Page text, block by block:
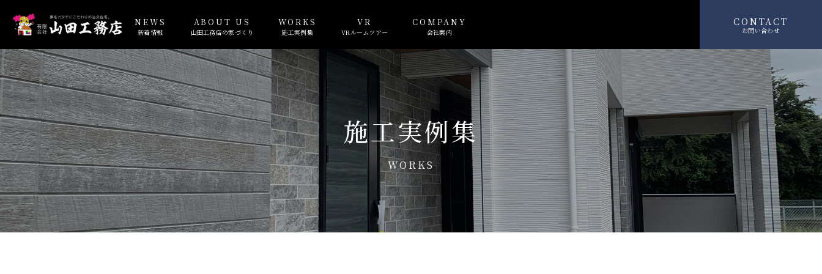
NEWS
新着情報
ABOUT US
山田工務店の家づくり
WORKS
施工実例集
VR
VRルームツアー
COMPANY
会社案内
CONTACT
お問い合わせ
施工実例集
WORKS